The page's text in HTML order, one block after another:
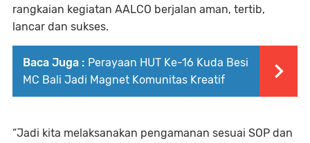
rangkaian kegiatan AALCO berjalan aman, tertib,
lancar dan sukses.
Baca Juga : Perayaan HUT Ke-16 Kuda Besi
MC Bali Jadi Magnet Komunitas Kreatif
“Jadi kita melaksanakan pengamanan sesuai SOP dan